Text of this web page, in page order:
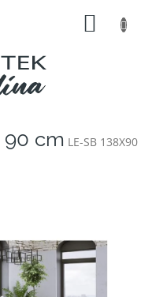
90 cm LE-SB 138X90